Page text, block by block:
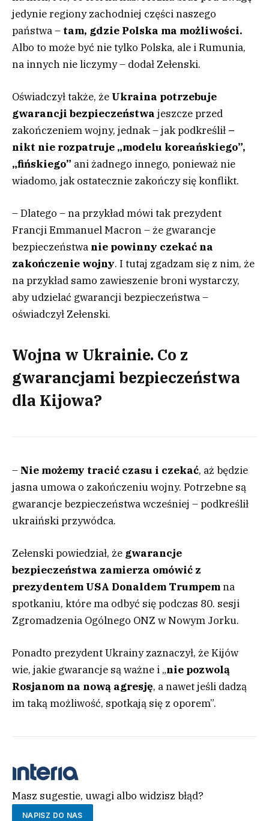
jedynie regiony zachodniej części naszego
państwa – tam, gdzie Polska ma możliwości.
Albo to może być nie tylko Polska, ale i Rumunia,
na innych nie liczymy – dodał Zełenski.
Oświadczył także, że Ukraina potrzebuje
gwarancji bezpieczeństwa jeszcze przed
zakończeniem wojny, jednak – jak podkreślił –
nikt nie rozpatruje „modelu koreańskiego”,
„fińskiego” ani żadnego innego, ponieważ nie
wiadomo, jak ostatecznie zakończy się konflikt.
– Dlatego – na przykład mówi tak prezydent
Francji Emmanuel Macron – że gwarancje
bezpieczeństwa nie powinny czekać na
zakończenie wojny. I tutaj zgadzam się z nim, że
na przykład samo zawieszenie broni wystarczy,
aby udzielać gwarancji bezpieczeństwa –
oświadczył Zełenski.
Wojna w Ukrainie. Co z
gwarancjami bezpieczeństwa
dla Kijowa?
– Nie możemy tracić czasu i czekać, aż będzie
jasna umowa o zakończeniu wojny. Potrzebne są
gwarancje bezpieczeństwa wcześniej – podkreślił
ukraiński przywódca.
Zełenski powiedział, że gwarancje
bezpieczeństwa zamierza omówić z
prezydentem USA Donaldem Trumpemna
spotkaniu, które ma odbyć się podczas 80. sesji
Zgromadzenia Ogólnego ONZ w Nowym Jorku.
Ponadto prezydent Ukrainy zaznaczył, że Kijów
wie, jakie gwarancje są ważne i „nie pozwolą
Rosjanom na nową agresję, a nawet jeśli dadzą
im taką możliwość, spotkają się z oporem”.
Masz sugestie, uwagi albo widzisz błąd?
NAPISZ DO NAS